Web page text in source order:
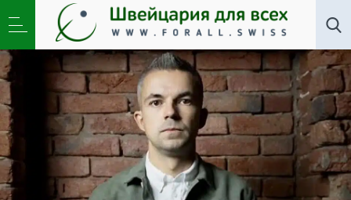
Все авторы»Саша Филипенко